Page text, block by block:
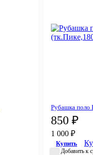
Рубашка поло
850 ₽
1 000 ₽
Купить
Добавить к